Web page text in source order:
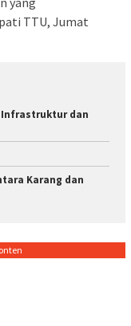
TTU, Jumat
Infrastruktur dan
Karang dan